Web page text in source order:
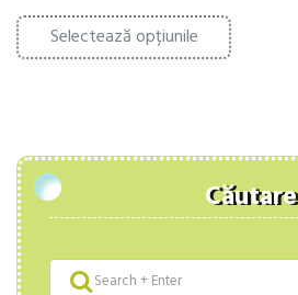
Selectează opțiunile
Acest
produs
are
pot
alese
în
Căutare